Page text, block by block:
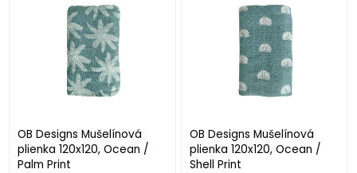
OB Designs Mušelínová
plienka 120x120, Ocean /
Palm Print
OB Designs Mušelínová
plienka 120x120, Ocean /
Shell Print